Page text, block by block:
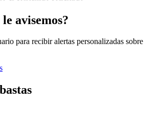
avisemos?
para recibir alertas personalizadas sobre